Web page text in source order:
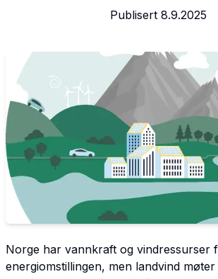
Publisert 8.9.2025
Norge har vannkraft og vindressurser
energiomstillingen, men landvind